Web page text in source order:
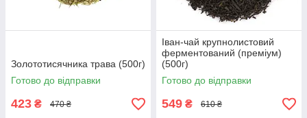
Золототисячника трава (500г)
Готово до відправки
423 ₴ 470 ₴
Іван-чай крупнолистовий
ферментований (преміум)
(500г)
Готово до відправки
549 ₴ 610 ₴